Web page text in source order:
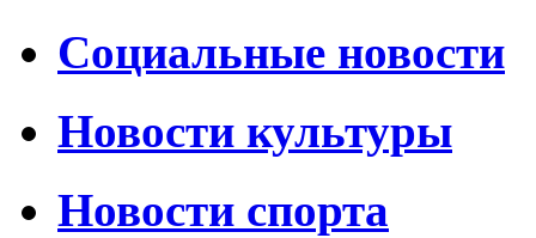
Социальные новости
Новости культуры
Новости спорта